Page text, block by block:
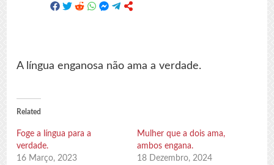
A língua enganosa não ama a verdade.
Related
Foge a língua para a
verdade.
16 Março, 2023
Mulher que a dois ama,
ambos engana.
18 Dezembro, 2024